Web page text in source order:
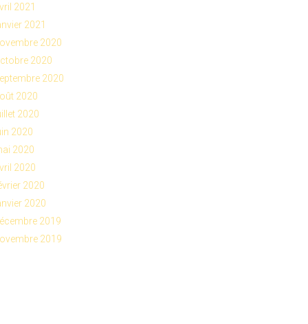
2021
2021
2020
2020
2020
2020
2020
2020
2020
2020
2020
2020
2019
2019